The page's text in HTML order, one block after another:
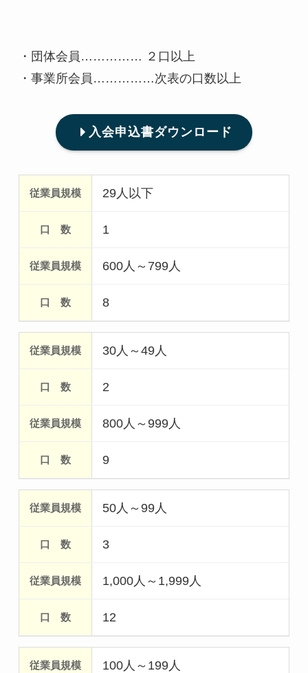
・団体会員…………… ２口以上
・事業所会員……………次表の口数以上
入会申込書ダウンロード
29人以下
1
600人～799人
8
30人～49人
2
800人～999人
9
50人～99人
3
1,000人～1,999人
12
100人～199人